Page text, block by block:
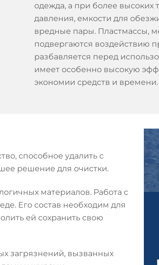
одежда, а при более высоких
давления, емкости для
вредные пары. Пластмассы,
подвергаются воздействию
разбавляется перед
имеет особенно высокую
экономии средств и времени.
способное удалить с
решение для очистки.
материалов. Работа с
Его состав необходим для
ей сохранить свою
загрязнений, вызванных